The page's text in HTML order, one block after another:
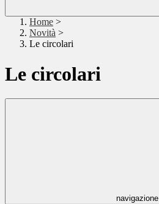
Home >
Novità >
Le circolari
Le circolari
navigazione